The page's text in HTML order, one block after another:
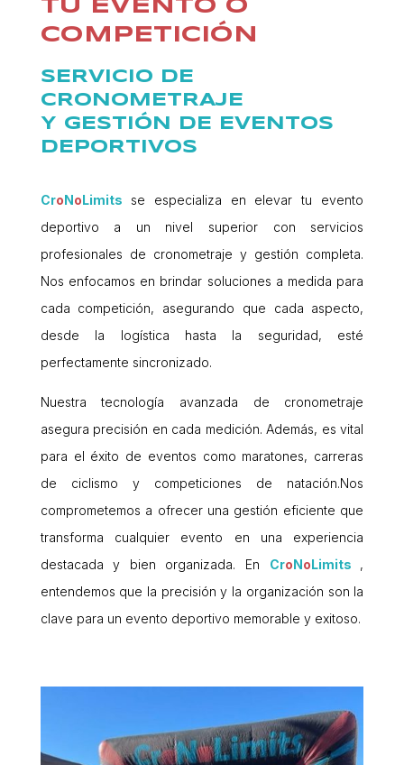
TU EVENTO O
COMPETICIÓN
SERVICIO DE
CRONOMETRAJE
Y GESTIÓN DE EVENTOS
DEPORTIVOS
CroNoLimits se especializa en elevar tu evento
deportivo a un nivel superior con servicios
profesionales de cronometraje y gestión completa.
Nos enfocamos en brindar soluciones a medida para
cada competición, asegurando que cada aspecto,
desde la logística hasta la seguridad, esté
perfectamente sincronizado.
Nuestra tecnología avanzada de cronometraje
asegura precisión en cada medición. Además, es vital
para el éxito de eventos como maratones, carreras
de ciclismo y competiciones de natación.Nos
comprometemos a ofrecer una gestión eficiente que
transforma cualquier evento en una experiencia
destacada y bien organizada. En CroNoLimits ,
entendemos que la precisión y la organización son la
clave para un evento deportivo memorable y exitoso.